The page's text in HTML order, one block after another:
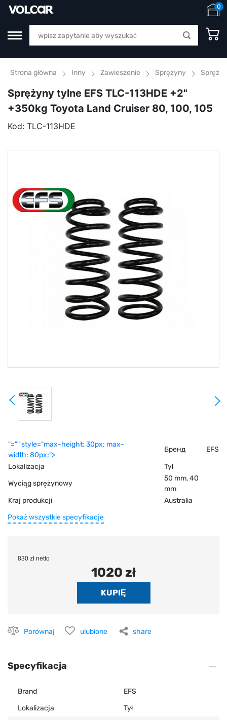
0
Strona główna Inny Zawieszenie Sprężyny
Sprężyny tylne EFS TLC-113HDE +2"
+350kg Toyota Land Cruiser 80, 100, 105
Kod: TLC-113HDE
"="" style="max-height: 30px; max-
width: 80px;">
Бренд
EFS
Lokalizacja
Tył
Wyciąg sprężynowy
50 mm, 40
mm
Kraj produkcji
Australia
Pokaż wszystkie specyfikacje
830 zł netto
1020 zł
Porównaj ulubione share
Specyfikacja
Brand
EFS
Lokalizacja
Tył